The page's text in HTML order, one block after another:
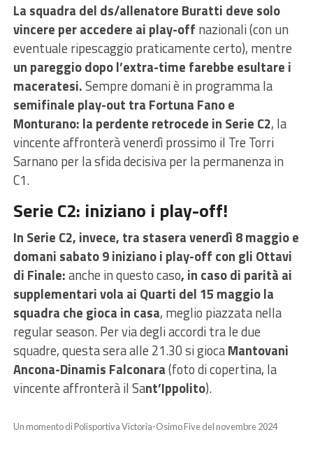
La squadra del ds/allenatore Buratti deve solo
vincere per accedere ai play-off nazionali (con un
eventuale ripescaggio praticamente certo), mentre
un pareggio dopo l’extra-time farebbe esultare i
maceratesi.Sempre domani è in programma la
semifinale play-out tra Fortuna Fano e
Monturano: la perdente retrocede in Serie C2, la
vincente affronterà venerdì prossimo il Tre Torri
Sarnano per la sfida decisiva per la permanenza in
C1.
Serie C2: iniziano i play-off!
In Serie C2, invece, tra stasera venerdì 8 maggio e
domani sabato 9 iniziano i play-off con gli Ottavi
di Finale:anche in questo caso, in caso di parità ai
supplementari vola ai Quarti del 15 maggio la
squadra che gioca in casa, meglio piazzata nella
regular season. Per via degli accordi tra le due
squadre, questa sera alle 21.30 si giocaMantovani
Ancona-Dinamis Falconara(foto di copertina, la
vincente affronterà il Sant’Ippolito).
Un momento di Polisportiva Victoria-Osimo Five del novembre 2024